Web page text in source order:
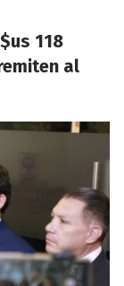
118
al